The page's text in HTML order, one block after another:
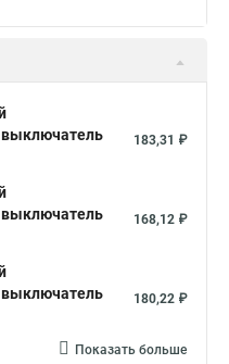
выключатель
183,31 ₽
выключатель
168,12 ₽
выключатель
180,22 ₽
Показать больше